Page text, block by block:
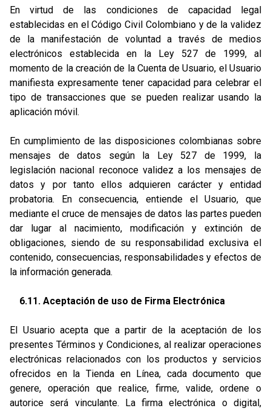
En virtud de las condiciones de capacidad legal
establecidas en el Código Civil Colombiano y de la validez
de la manifestación de voluntad a través de medios
electrónicos establecida en la Ley 527 de 1999, al
momento de la creación de la Cuenta de Usuario, el Usuario
manifiesta expresamente tener capacidad para celebrar el
tipo de transacciones que se pueden realizar usando la
aplicación móvil.
En cumplimiento de las disposiciones colombianas sobre
mensajes de datos según la Ley 527 de 1999, la
legislación nacional reconoce validez a los mensajes de
datos y por tanto ellos adquieren carácter y entidad
probatoria. En consecuencia, entiende el Usuario, que
mediante el cruce de mensajes de datos las partes pueden
dar lugar al nacimiento, modificación y extinción de
obligaciones, siendo de su responsabilidad exclusiva el
contenido, consecuencias, responsabilidades y efectos de
la información generada.
6.11. Aceptación de uso de Firma Electrónica
El Usuario acepta que a partir de la aceptación de los
presentes Términos y Condiciones, al realizar operaciones
electrónicas relacionados con los productos y servicios
ofrecidos en la Tienda en Línea, cada documento que
genere, operación que realice, firme, valide, ordene o
autorice será vinculante. La firma electrónica o digital,